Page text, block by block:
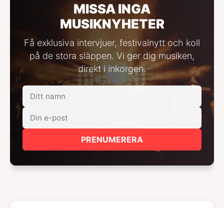
MISSA INGA
MUSIKNYHETER
Få exklusiva intervjuer, festivalnytt och koll
på de stora släppen. Vi ger dig musiken,
direkt i inkorgen.
PRENUMERERA